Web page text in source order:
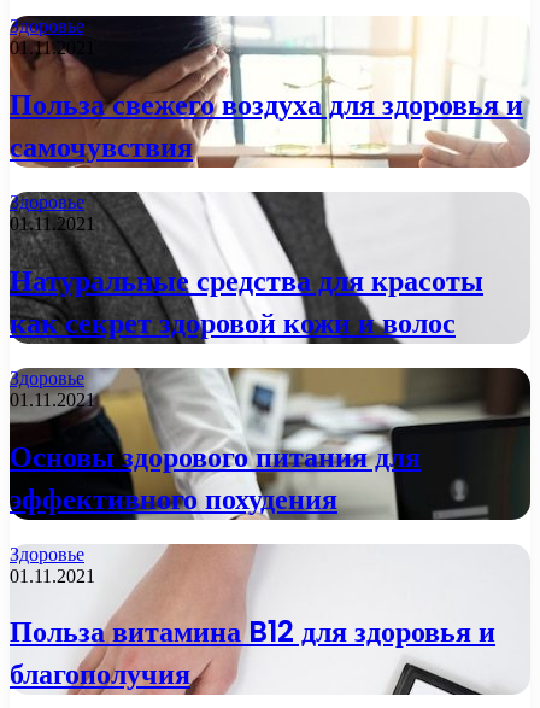
Здоровье
01.11.2021
Польза свежего воздуха для здоровья и
самочувствия
Здоровье
01.11.2021
Натуральные средства для красоты
как секрет здоровой кожи и волос
Здоровье
01.11.2021
Основы здорового питания для
эффективного похудения
Здоровье
01.11.2021
Польза витамина B12 для здоровья и
благополучия